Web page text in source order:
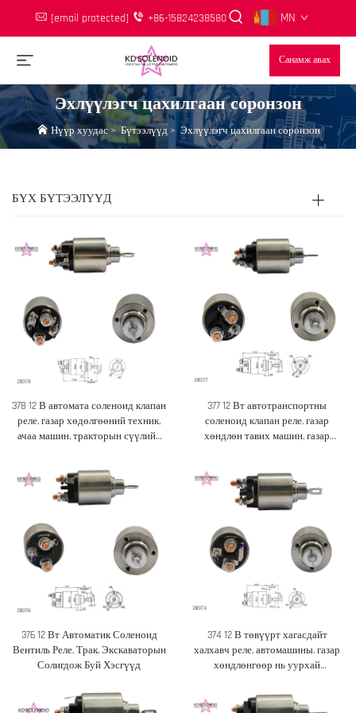
[email protected] +86-15824238580 MN
Санамж авах
Эхлүүлэгч цахилгаан соронзон
Нүүр хуудас>Бүтээлүүд> Эхлүүлэгч цахилгаан соронзон
БҮХ БҮТЭЭЛҮҮД
378 12 В автомата соленоид клапан
реле, газар хөдөлгөөний техник,
ачаа машин, тракторын сүүлийн
377 12 Вт автотранспортны
соленоид клапан реле, газар
хөндлөн тавих машин, газар
салбарын хүрээлэнд
худалдаалагдаж буй сүүлийн
үеийн салбарын хүрээлэнд
худалдаалагдаж буй сүүлийн
үеийн салбарын хүрээлэнд
худалдаалагдаж буй сүүлийн
үеийн салбарын хүрээлэнд
худалдаалагдаж буй сүүлийн
үеийн салбарын хүрээлэнд
үеийн салбарын хүрээлэнд
худалдаалагдаж буй сүүлийн
үеийн салбарын хүрээлэнд
үеийн салбарын хүрээлэнд
худалдаалагдаж буй сүүлийн
376 12 Вт Автоматик Соленоид
Вентиль Реле, Трак, Экскаваторын
Солигдож Буй Хэсгүүд
374 12 В төвүүрт хагасдайт
халхавч реле, автомашины, газар
хөндлөнгөөр нь уурхай
хэсгүүд